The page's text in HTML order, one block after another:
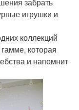
игрушки и
коллекций
которая
и напомнит